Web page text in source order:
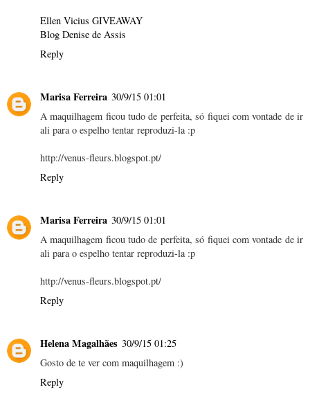
Ellen Vicius GIVEAWAY
Blog Denise de Assis
Reply
Marisa Ferreira 30/9/15 01:01
A maquilhagem ficou tudo de perfeita, só fiquei com vontade de ir
ali para o espelho tentar reproduzi-la :p
http://venus-fleurs.blogspot.pt/
Reply
Marisa Ferreira 30/9/15 01:01
A maquilhagem ficou tudo de perfeita, só fiquei com vontade de ir
ali para o espelho tentar reproduzi-la :p
http://venus-fleurs.blogspot.pt/
Reply
Helena Magalhães 30/9/15 01:25
Gosto de te ver com maquilhagem :)
Reply